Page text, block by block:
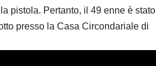
pistola. Pertanto, il 49 enne è stato
presso la Casa Circondariale di